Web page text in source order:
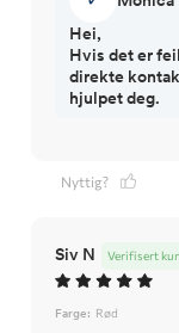
Hei,
Hvis det er
direkte
hjulpet deg.
Nyttig?
Siv N Verifisert
Farge: Rød